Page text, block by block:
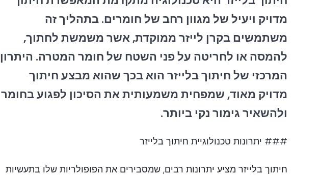
מדויק ויעיל של מגוון רחב של חומרים. בתהליך זה
משתמשים בקרן לייזר ממוקדת, אשר משמשת לחתוך,
להמסה או לחריטה על פני השטח של חומר המטרה. היתרון
המרכזי של חיתוך בלייזר הוא בכך שהוא מבצע חיתוך
מדויק מאוד, שמפחית משמעותית את הסיכון לפגוע בחומר
ולהשאיר גימור נקי ביותר.
### יתרונות טכנולוגיית חיתוך בלייזר
חיתוך בלייזר מציע יתרונות רבים, שמסבירים את הפופולריות שלו בתעשיות